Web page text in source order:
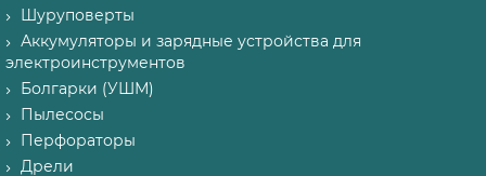
Шуруповерты
Аккумуляторы и зарядные устройства для
электроинструментов
Болгарки (УШМ)
Пылесосы
Перфораторы
Дрели